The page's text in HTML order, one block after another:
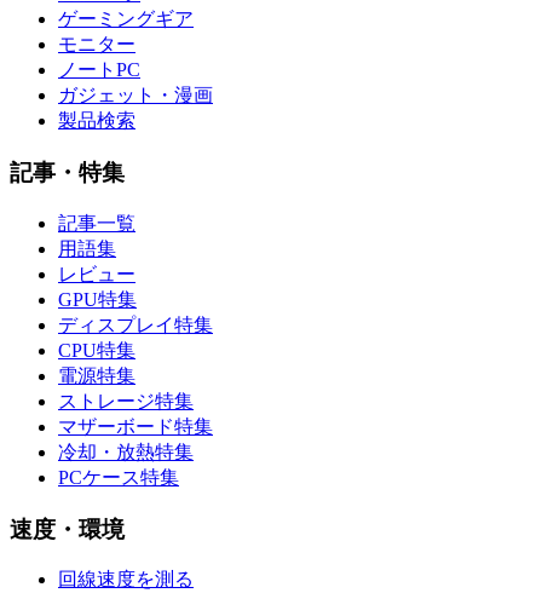
ゲーミングギア
モニター
ノートPC
ガジェット・漫画
製品検索
記事・特集
記事一覧
用語集
レビュー
GPU特集
ディスプレイ特集
CPU特集
電源特集
ストレージ特集
マザーボード特集
冷却・放熱特集
PCケース特集
速度・環境
回線速度を測る